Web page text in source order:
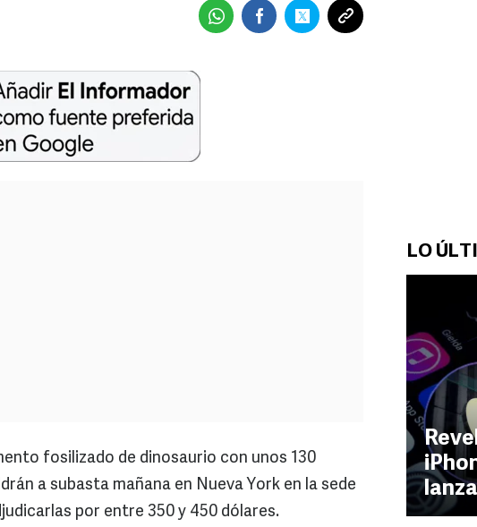
LO
fosilizado de dinosaurio con unos 130
a subasta mañana en Nueva York en la sede
por entre 350 y 450 dólares.